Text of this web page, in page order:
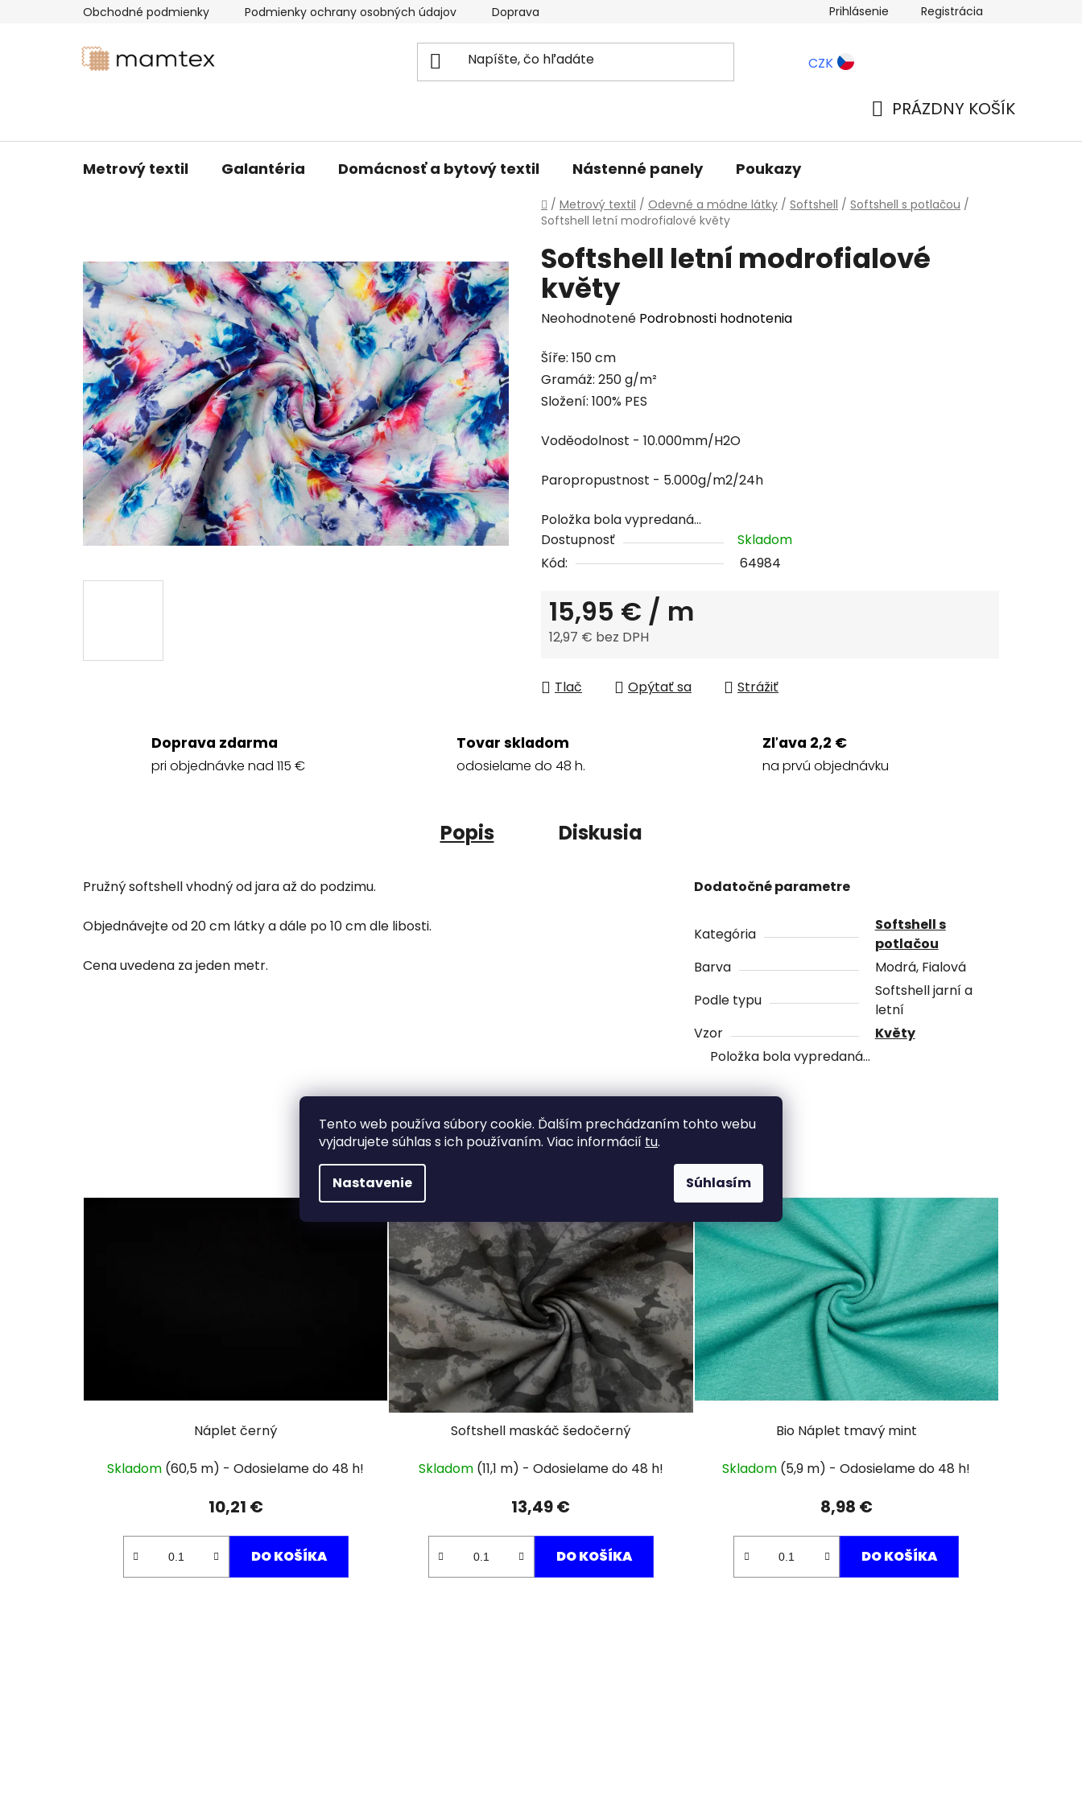
Tento web používa súbory cookie. Ďalším prechádzaním tohto webu
vyjadrujete súhlas s ich používaním. Viac informácií tu.
Nastavenie Súhlasím
Obchodné podmienky Podmienky ochrany osobných údajov Doprava a platba Blog
Prihlásenie Registrácia
CZK
PRÁZDNY KOŠÍK
Metrový textil Galantéria Domácnosť a bytový textil Nástenné panely Poukazy
Domov
/ Metrový textil / Odevné a módne látky / Softshell / Softshell s potlačou /
Softshell letní modrofialové květy
Softshell letní modrofialové
květy
Priemerné
produktu
je
0,0
5
Neohodnotené Podrobnosti hodnotenia
Šíře: 150 cm
Gramáž: 250 g/m²
Složení: 100% PES
Voděodolnost - 10.000mm/H2O
Paropropustnost - 5.000g/m2/24h
Položka bola vypredaná…
Dostupnosť
Skladom
Kód:
64984
15,95 € / m
12,97 € bez DPH
Tlač
Opýtať sa Strážiť
Doprava zdarma
pri objednávke nad 115 €
Tovar skladom
odosielame do 48 h.
Zľava 2,2 €
na prvú objednávku
Popis Diskusia
Pružný softshell vhodný od jara až do podzimu.
Objednávejte od 20 cm látky a dále po 10 cm dle libosti.
Cena uvedena za jeden metr.
Dodatočné parametre
Kategória
Softshell s
potlačou
Barva
Modrá, Fialová
Podle typu
Softshell jarní a
letní
Vzor
Květy
Položka bola vypredaná…
Súvisiaci tovar
Náplet černý
Skladom (60,5 m)
10,21 €
DO KOŠÍKA
Softshell maskáč šedočerný
Skladom (11,1 m)
13,49 €
DO KOŠÍKA
Bio Náplet tmavý mint
Skladom (5,9 m)
8,98 €
DO KOŠÍKA